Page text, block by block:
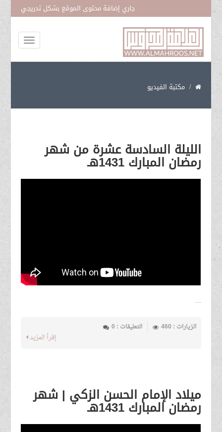
جاري إضافة محتوى الموقع بشكل تدريجي
المتمسك بحبل فاطمة عليها السلام
مكتبة الفيديو
الليلة السادسة عشرة من شهر
رمضان المبارك 1431هـ
...
الزيارات : 460 التعليقات : 0
إقرأ المزيد
ميلاد الإمام الحسن الزكي | شهر
رمضان المبارك 1431هـ